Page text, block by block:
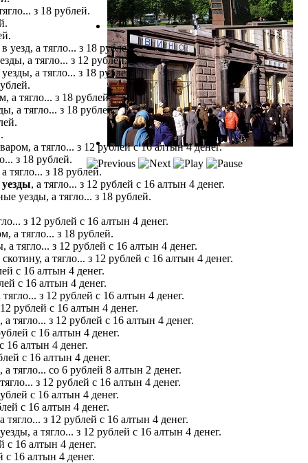
з 18 рублей.
а тягло... з 18 рублей.
а тягло... з 12 рублей.
а тягло... з 18 рублей.
а тягло... з 18 рублей.
а тягло... з 18 рублей.
а тягло... з 12 рублей с 16 алтын 4 денег.
з 18 рублей.
тягло... з 18 рублей.
, а тягло... з 12 рублей с 16 алтын 4 денег.
уезды, а тягло... з 18 рублей.
з 12 рублей с 16 алтын 4 денег.
а тягло... з 18 рублей.
тягло... з 12 рублей с 16 алтын 4 денег.
а тягло... з 12 рублей с 16 алтын 4 денег.
с 16 алтын 4 денег.
с 16 алтын 4 денег.
з 12 рублей с 16 алтын 4 денег.
рублей с 16 алтын 4 денег.
тягло... з 12 рублей с 16 алтын 4 денег.
с 16 алтын 4 денег.
16 алтын 4 денег.
с 16 алтын 4 денег.
тягло... со 6 рублей 8 алтын 2 денег.
з 12 рублей с 16 алтын 4 денег.
с 16 алтын 4 денег.
с 16 алтын 4 денег.
з 12 рублей с 16 алтын 4 денег.
а тягло... з 12 рублей с 16 алтын 4 денег.
с 16 алтын 4 денег.
с 16 алтын 4 денег.